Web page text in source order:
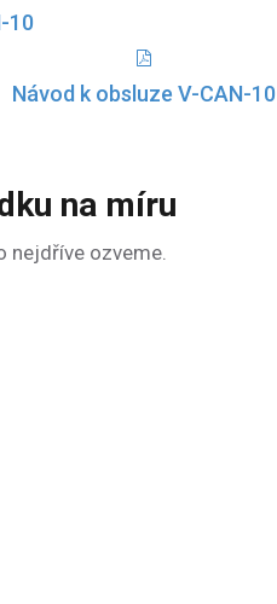
10
Návod k obsluze V-CAN-10
na míru
nejdříve ozveme.